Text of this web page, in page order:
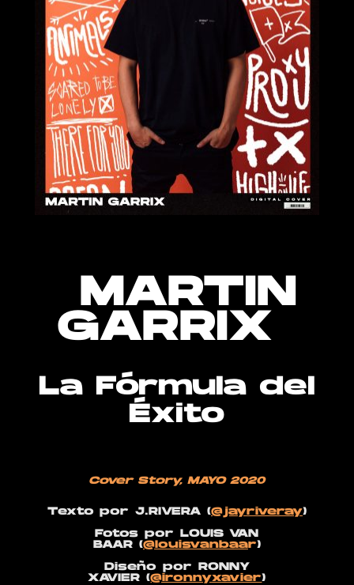
Aviso Legal
© 2015-2022 UMOMAG. PROPIEDAD DE UMO agency. TODOS LOS
DERECHOS RESERVADOS.
MARTIN
GARRIX
La Fórmula del
Éxito
Cover Story, MAYO 2020
Texto por J.RIVERA (@jayriveray)
Fotos por LOUIS VAN
BAAR (@louisvanbaar)
Diseñopor RONNY
XAVIER (@ironnyxavier)